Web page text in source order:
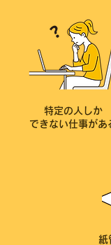
特定の人しか
できない仕事があ
紙